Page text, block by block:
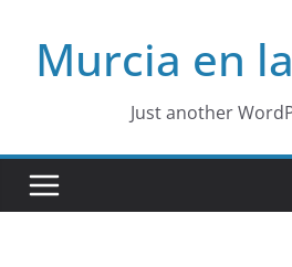
contentMurcia en
Just another